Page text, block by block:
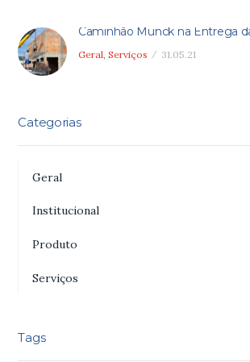
Caminhão Munck na Entrega
Geral,Serviços 31.05.21
Categorias
Geral
Institucional
Produto
Serviços
Tags